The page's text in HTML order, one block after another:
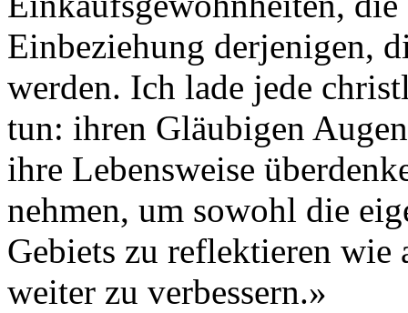
Einbeziehung derjenigen,
werden. Ich lade jede
tun: ihren Gläubigen
ihre Lebensweise
nehmen, um sowohl die
Gebiets zu reflektieren wie
weiter zu verbessern.»